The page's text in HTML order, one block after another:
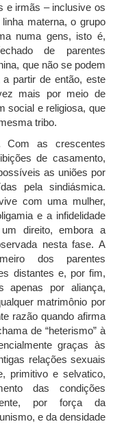
e irmãs – inclusive os
materna, o grupo
numa gens, isto é,
de parentes
que não se podem
partir de então, este
mais por meio de
social e religiosa, que
tribo.
Com as crescentes
de casamento,
as uniões por
pela sindiásmica.
com uma mulher,
e a infidelidade
direito, embora a
nesta fase. A
dos parentes
distantes e, por fim,
apenas por aliança,
matrimônio por
razão quando afirma
de “heterismo” à
graças às
relações sexuais
primitivo e selvatico,
das condições
por força da
e da densidade